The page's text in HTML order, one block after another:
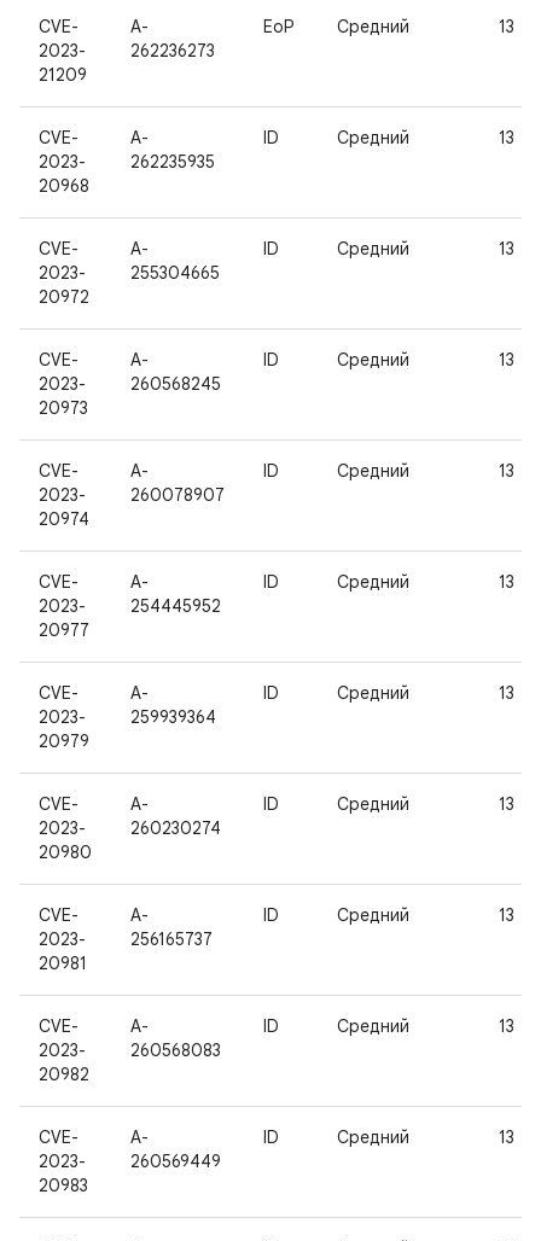
CVE-
2023-
21209
A-
262236273
EoP Средний 13
CVE-
2023-
20968
A-
262235935
ID Средний 13
CVE-
2023-
20972
A-
255304665
ID Средний 13
CVE-
2023-
20973
A-
260568245
ID Средний 13
CVE-
2023-
20974
A-
260078907
ID Средний 13
CVE-
2023-
20977
A-
254445952
ID Средний 13
CVE-
2023-
20979
A-
259939364
ID Средний 13
CVE-
2023-
20980
A-
260230274
ID Средний 13
CVE-
2023-
20981
A-
256165737
ID Средний 13
CVE-
2023-
20982
A-
260568083
ID Средний 13
CVE-
2023-
20983
A-
260569449
ID Средний 13